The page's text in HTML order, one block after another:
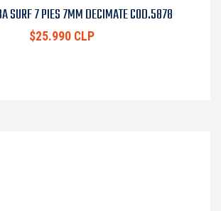
SURF 7 PIES 7MM DECIMATE COD.5878
$25.990 CLP